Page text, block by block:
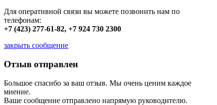
Для оперативной связи вы можете позвонить нам по
телефонам:
+7 (423) 277-61-82, +7 924 730 2300
закрыть сообщение
Отзыв отправлен
Большое спасибо за ваш отзыв. Мы очень ценим каждое
мнение.
Ваше сообщение отправлено напрямую руководителю.